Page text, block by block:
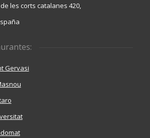
les corts catalanes 420,
Gervasi